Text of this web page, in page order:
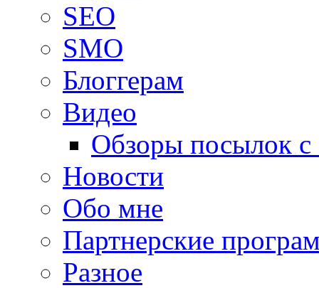
SEO
SMO
Блоггерам
Видео
Обзоры посылок с
Новости
Обо мне
Партнерские
Разное